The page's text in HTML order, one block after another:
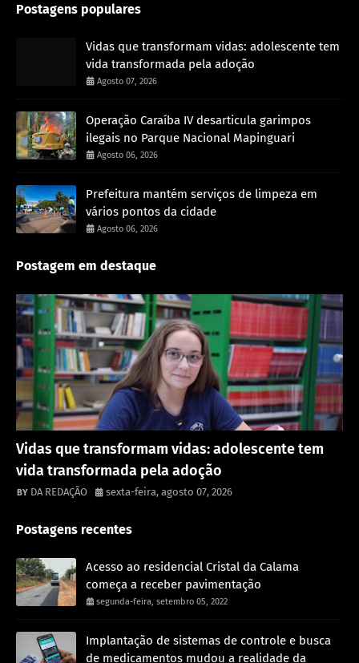
Postagens populares
Vidas que transformam vidas: adolescente tem
vida transformada pela adoção
Agosto 07, 2026
Operação Caraíba IV desarticula garimpos
ilegais no Parque Nacional Mapinguari
Agosto 06, 2026
Prefeitura mantém serviços de limpeza em
vários pontos da cidade
Agosto 06, 2026
Postagem em destaque
Vidas que transformam vidas: adolescente tem
vida transformada pela adoção
DA REDAÇÃO sexta-feira, agosto 07, 2026
Postagens recentes
Acesso ao residencial Cristal da Calama
começa a receber pavimentação
segunda-feira, setembro 05, 2022
Implantação de sistemas de controle e busca
de medicamentos mudou a realidade da